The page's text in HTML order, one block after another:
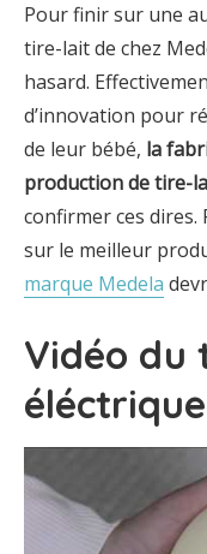
Pour finir sur une
tire-lait de chez
hasard.
d’innovation pour
de leur bébé, la
production de tire-
confirmer ces dires.
sur le meilleur
marque Medela
Vidéo du